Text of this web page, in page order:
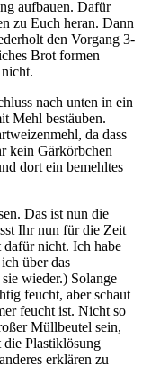
aufbauen. Dafür
zu Euch heran. Dann
den Vorgang 3-
Brot formen
nach unten in ein
Mehl bestäuben.
da dass
kein Gärkörbchen
dort ein bemehltes
Das ist nun die
Ihr nun für die Zeit
dafür nicht. Ich habe
über das
wieder.) Solange
feucht, aber schaut
feucht ist. Nicht so
Müllbeutel sein,
Plastiklösung
erklären zu